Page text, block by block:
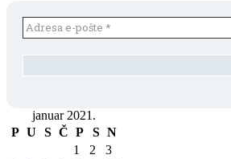
januar 2021.
P U S Č P S N
1
2
3